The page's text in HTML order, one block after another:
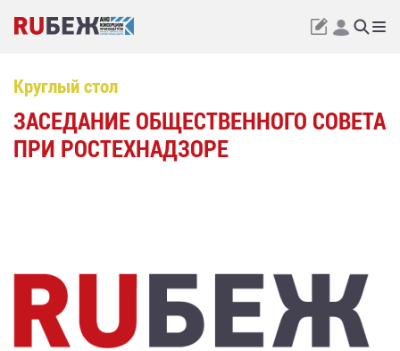
Круглый стол
ЗАСЕДАНИЕ ОБЩЕСТВЕННОГО СОВЕТА
ПРИ РОСТЕХНАДЗОРЕ